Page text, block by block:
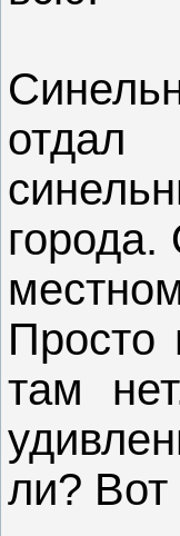
отдал
Просто
там
ли? Вот